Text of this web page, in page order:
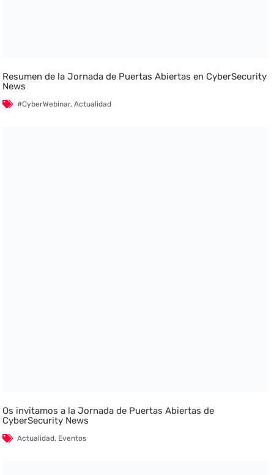
Resumen de la Jornada de Puertas Abiertas en CyberSecurity
News
#CyberWebinar,Actualidad
Os invitamos a la Jornada de Puertas Abiertas de
CyberSecurity News
Actualidad, Eventos